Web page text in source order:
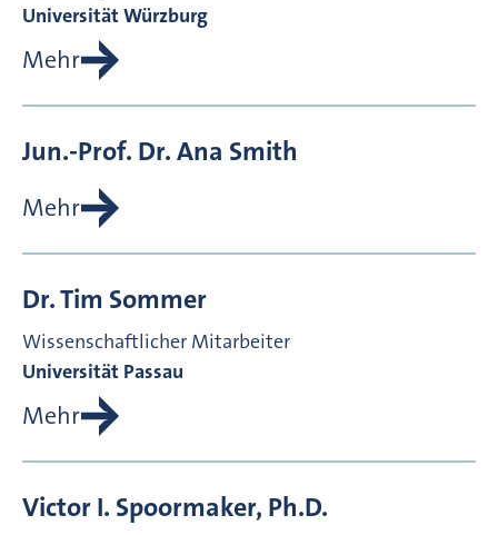
Universität Würzburg
Mehr
Jun.-Prof. Dr.Ana Smith
Mehr
Dr.Tim Sommer
Wissenschaftlicher Mitarbeiter
Universität Passau
Mehr
Victor I. Spoormaker, Ph.D.